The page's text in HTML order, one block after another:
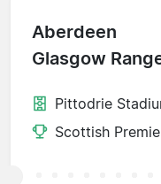
Aberdeen
Glasgow
Pittodrie
Scottish